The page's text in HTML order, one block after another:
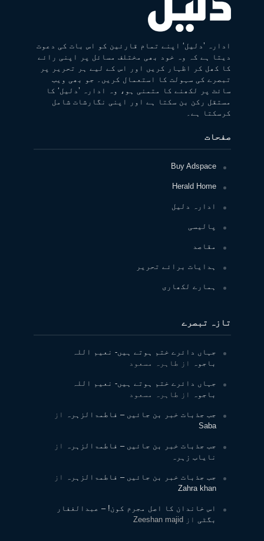
ادارہ ’دلیل‘ اپنے تمام قارئین کو اس بات کی دعوت
دیتا ہے کہ وہ خود بھی مختلف مسائل پر اپنی رائے
کا کھل کر اظہار کریں اور اس کے لیے ہر تحریر پر
تبصرے کی سہولت کا استعمال کریں۔ جو بھی ویب
سائٹ پر لکھنے کا متمنی ہو، وہ ادارہ ’دلیل‘ کا
مستقل رکن بن سکتا ہے اور اپنی نگارشات شامل
کرسکتا ہے۔
صفحات
Buy Adspace
Herald Home
ادارہ دلیل
پالیسی
مقاصد
ہدایات برائے تحریر
ہمارے لکھاری
تازہ تبصرے
جہاں دائرے ختم ہوتے ہیں- نعیم اللہ
باجوہ
از طاہرہ مسعود
جہاں دائرے ختم ہوتے ہیں- نعیم اللہ
باجوہ
از طاہرہ مسعود
جب جذبات خبر بن جائیں – فاطمۃالزہرہ
از
Saba
جب جذبات خبر بن جائیں – فاطمۃالزہرہ
از
نایاب زہرہ
جب جذبات خبر بن جائیں – فاطمۃالزہرہ
از
Zahra khan
اس خاندان کا اصل مجرم کون! – عبدالغفار
بگٹی از Zeeshan majid